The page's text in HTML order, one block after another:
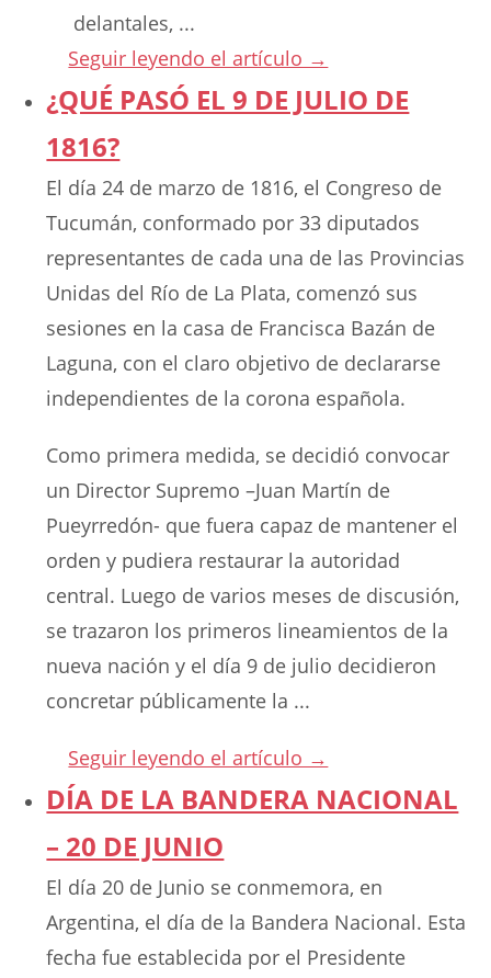
delantales, ...
Seguir leyendo el artículo →
¿QUÉ PASÓ EL 9 DE JULIO DE
1816?
El día 24 de marzo de 1816, el Congreso de
Tucumán, conformado por 33 diputados
representantes de cada una de las Provincias
Unidas del Río de La Plata, comenzó sus
sesiones en la casa de Francisca Bazán de
Laguna, con el claro objetivo de declararse
independientes de la corona española.
Como primera medida, se decidió convocar
un Director Supremo –Juan Martín de
Pueyrredón- que fuera capaz de mantener el
orden y pudiera restaurar la autoridad
central. Luego de varios meses de discusión,
se trazaron los primeros lineamientos de la
nueva nación y el día 9 de julio decidieron
concretar públicamente la ...
Seguir leyendo el artículo →
DÍA DE LA BANDERA NACIONAL
– 20 DE JUNIO
El día 20 de Junio se conmemora, en
Argentina, el día de la Bandera Nacional. Esta
fecha fue establecida por el Presidente